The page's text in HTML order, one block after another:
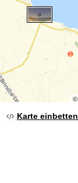
©
Karte einbetten